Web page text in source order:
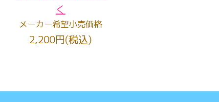
く
メーカー希望小売価格
2,200円(税込)